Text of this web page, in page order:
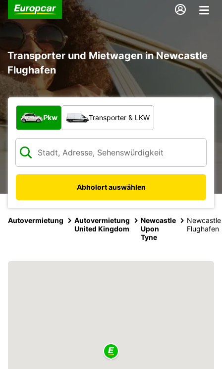
Transporter und Mietwagen in Newcastle
Flughafen
Welche Art von Fahrzeug?
Pkw Transporter & LKW
Abholort auswählen
Autovermietung
Autovermietung
United Kingdom
Newcastle
Upon
Tyne
Newcastle
Flughafen